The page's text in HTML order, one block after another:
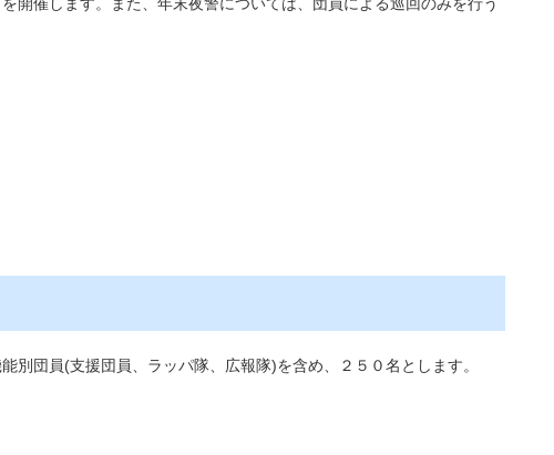
催します。また、年末夜警については、団員による巡回のみを行う
団員(支援団員、ラッパ隊、広報隊)を含め、２５０名とします。